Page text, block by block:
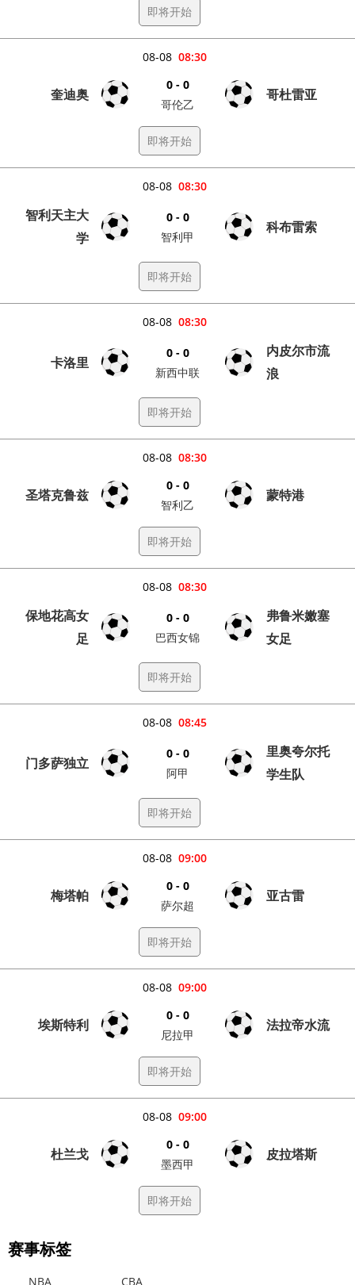
即将开始
08:30
08-08
奎迪奥
0 - 0
哥伦乙
哥杜雷亚
即将开始
08:30
08-08
智利天主大
学
0 - 0
智利甲
科布雷索
即将开始
08:30
08-08
卡洛里
0 - 0
新西中联
内皮尔市流
浪
即将开始
08:30
08-08
圣塔克鲁兹
0 - 0
智利乙
蒙特港
即将开始
08:30
08-08
保地花高女
足
0 - 0
巴西女锦
弗鲁米嫩塞
女足
即将开始
08:45
08-08
门多萨独立
0 - 0
阿甲
里奥夸尔托
学生队
即将开始
09:00
08-08
梅塔帕
0 - 0
萨尔超
亚古雷
即将开始
09:00
08-08
埃斯特利
0 - 0
尼拉甲
法拉帝水流
即将开始
09:00
08-08
杜兰戈
0 - 0
墨西甲
皮拉塔斯
即将开始
赛事标签
NBA CBA